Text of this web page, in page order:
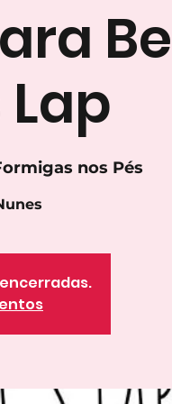
nos Pés